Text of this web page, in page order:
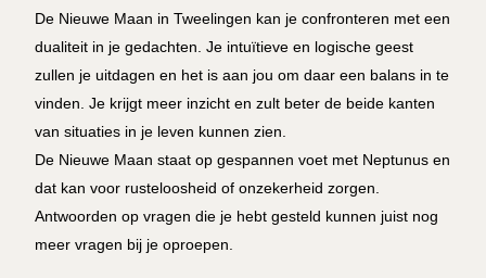
De Nieuwe Maan in Tweelingen kan je confronteren met een
dualiteit in je gedachten. Je intuïtieve en logische geest
zullen je uitdagen en het is aan jou om daar een balans in te
vinden. Je krijgt meer inzicht en zult beter de beide kanten
van situaties in je leven kunnen zien.
De Nieuwe Maan staat op gespannen voet met Neptunus en
dat kan voor rusteloosheid of onzekerheid zorgen.
Antwoorden op vragen die je hebt gesteld kunnen juist nog
meer vragen bij je oproepen.